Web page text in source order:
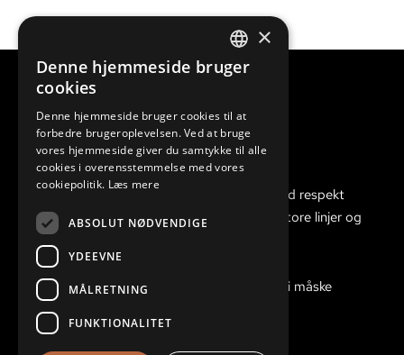
Vi er gode til at gennemføre arbejdet med respekt
for håndværket, og har øje for både de store linjer og
detaljerne.
Har du en opgave, du ikke kan løse, kan vi måske
finde den rigtige løsning til dig.
DANISH
×
Denne hjemmeside bruger
cookies
Denne hjemmeside bruger cookies til at
forbedre brugeroplevelsen. Ved at bruge
vores hjemmeside giver du samtykke til alle
cookies i overensstemmelse med vores
cookiepolitik. Læs mere
ABSOLUT NØDVENDIGE
YDEEVNE
MÅLRETNING
FUNKTIONALITET